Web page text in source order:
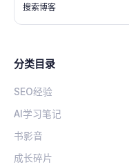
搜索博客
分类目录
SEO经验
AI学习笔记
书影音
成长碎片